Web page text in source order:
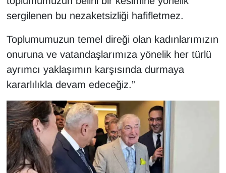
sergilenen bu nezaketsizliği hafifletmez.
Toplumumuzun temel direği olan kadınlarımızın
onuruna ve vatandaşlarımıza yönelik her türlü
ayrımcı yaklaşımın karşısında durmaya
kararlılıkla devam edeceğiz.”